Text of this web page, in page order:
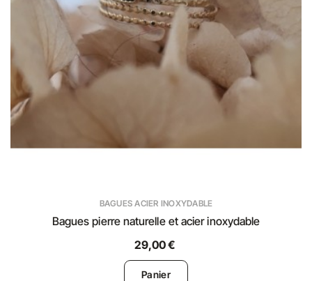
BAGUES ACIER INOXYDABLE
Bagues pierre naturelle et acier inoxydable
29,00 €
Panier